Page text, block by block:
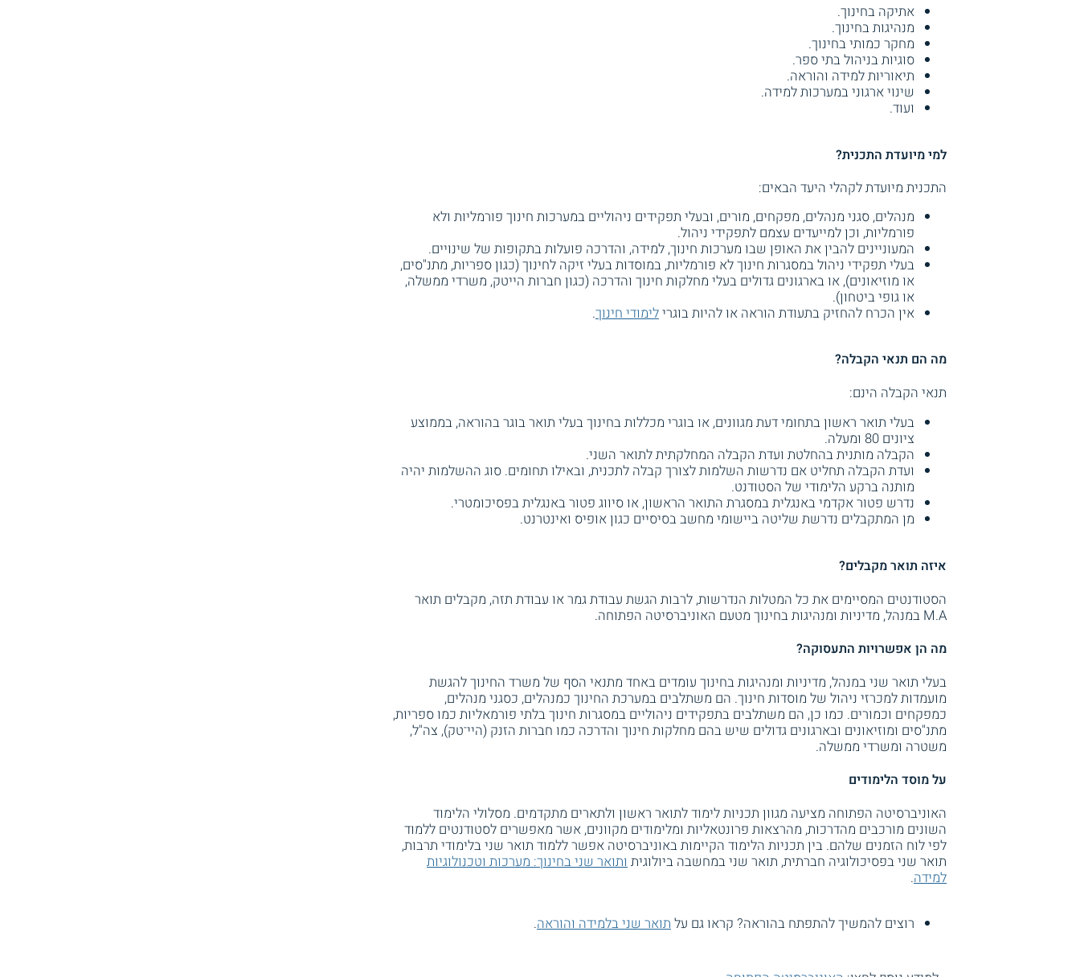
אתיקה בחינוך.
מנהיגות בחינוך.
מחקר כמותי בחינוך.
סוגיות בניהול בתי ספר.
תיאוריות למידה והוראה.
שינוי ארגוני במערכות למידה.
ועוד.
למי מיועדת התכנית?
התכנית מיועדת לקהלי היעד הבאים:
מנהלים, סגני מנהלים, מפקחים, מורים, ובעלי תפקידים ניהוליים במערכות חינוך פורמליות ולא
פורמליות, וכן למייעדים עצמם לתפקידי ניהול.
המעוניינים להבין את האופן שבו מערכות חינוך, למידה, והדרכה פועלות בתקופות של שינויים.
בעלי תפקידי ניהול במסגרות חינוך לא פורמליות, במוסדות בעלי זיקה לחינוך (כגון ספריות, מתנ"סים,
או מוזיאונים), או בארגונים גדולים בעלי מחלקות חינוך והדרכה (כגון חברות הייטק, משרדי ממשלה,
או גופי ביטחון).
אין הכרח להחזיק בתעודת הוראה או להיות בוגרילימודי חינוך.
מה הם תנאי הקבלה?
תנאי הקבלה הינם:
בעלי תואר ראשון בתחומי דעת מגוונים, או בוגרי מכללות בחינוך בעלי תואר בוגר בהוראה, בממוצע
ציונים 80 ומעלה.
הקבלה מותנית בהחלטת ועדת הקבלה המחלקתית לתואר השני.
ועדת הקבלה תחליט אם נדרשות השלמות לצורך קבלה לתכנית, ובאילו תחומים. סוג ההשלמות יהיה
מותנה ברקע הלימודי של הסטודנט.
נדרש פטור אקדמי באנגלית במסגרת התואר הראשון, או סיווג פטור באנגלית בפסיכומטרי.
מן המתקבלים נדרשת שליטה ביישומי מחשב בסיסיים כגון אופיס ואינטרנט.
איזה תואר מקבלים?
הסטודנטים המסיימים את כל המטלות הנדרשות, לרבות הגשת עבודת גמר או עבודת תזה, מקבלים תואר
M.A במנהל, מדיניות ומנהיגות בחינוך מטעם האוניברסיטה הפתוחה.
מה הן אפשרויות התעסוקה?
בעלי תואר שני במנהל, מדיניות ומנהיגות בחינוך עומדים באחד מתנאי הסף של משרד החינוך להגשת
מועמדות למכרזי ניהול של מוסדות חינוך. הם משתלבים במערכת החינוך כמנהלים, כסגני מנהלים,
כמפקחים וכמורים. כמו כן, הם משתלבים בתפקידים ניהוליים במסגרות חינוך בלתי פורמאליות כמו ספריות,
מתנ"סים ומוזיאונים ובארגונים גדולים שיש בהם מחלקות חינוך והדרכה כמו חברות הזנק (היי־טק), צה"ל,
משטרה ומשרדי ממשלה.
על מוסד הלימודים
האוניברסיטה הפתוחה מציעה מגוון תכניות לימוד לתואר ראשון ולתארים מתקדמים. מסלולי הלימוד
השונים מורכבים מהדרכות, מהרצאות פרונטאליות ומלימודים מקוונים, אשר מאפשרים לסטודנטים ללמוד
לפי לוח הזמנים שלהם. בין תכניות הלימוד הקיימות באוניברסיטה אפשר ללמוד תואר שני בלימודי תרבות,
תואר שני בפסיכולוגיה חברתית, תואר שני במחשבה ביולוגית ותואר שני בחינוך: מערכות וטכנולוגיות
למידה.
רוצים להמשיך להתפתח בהוראה? קראו גם עלתואר שני בלמידה והוראה.